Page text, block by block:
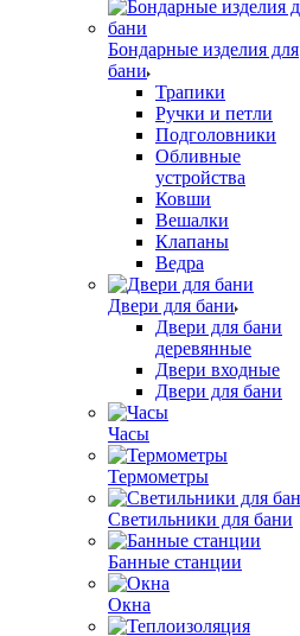
Бондарные изделия для
бани
Трапики
Ручки и петли
Подголовники
Обливные
устройства
Ковши
Вешалки
Клапаны
Ведра
Двери для бани
Двери для бани
деревянные
Двери входные
Двери для бани
Часы
Термометры
Светильники для бани
Банные станции
Окна